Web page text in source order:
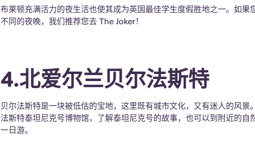
布莱顿充满活力的夜生活也使其成为英国最佳学生度假胜地之一。如果
不同的夜晚，我们推荐您去 The Joker！
4.北爱尔兰贝尔法斯特
贝尔法斯特是一块被低估的宝地，这里既有城市文化，又有迷人的风景
法斯特泰坦尼克号博物馆，了解泰坦尼克号的故事，也可以到附近的自
一日游。